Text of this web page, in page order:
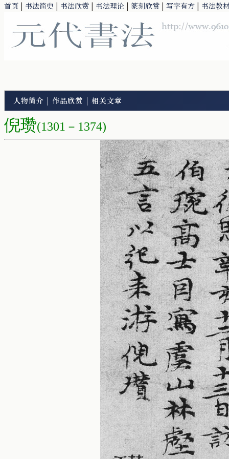
首页 | 书法简史 | 书法欣赏 | 书法理论 | 篆刻欣赏 | 写字有方 | 书法教
人物简介 | 作品欣赏 | 相关文章
倪瓒(1301－1374)